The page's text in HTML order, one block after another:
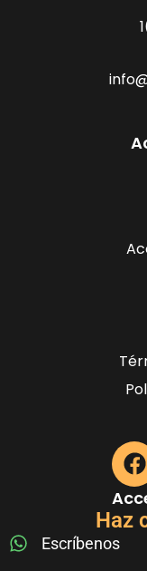
Haz
Escríbenos